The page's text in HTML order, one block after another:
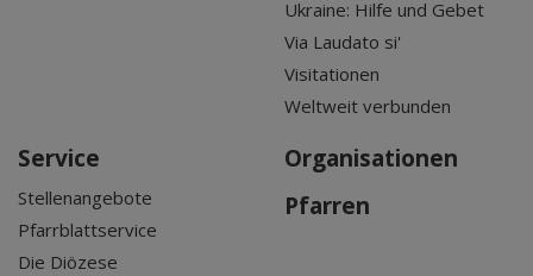
Ukraine: Hilfe und Gebet
Via Laudato si'
Visitationen
Weltweit verbunden
Service
Stellenangebote
Pfarrblattservice
Die Diözese
Organisationen
Pfarren